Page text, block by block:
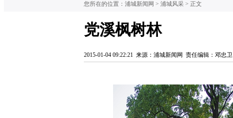
您所在的位置： 浦城新闻网 > 浦城风采 > 正文
党溪枫树林
2015-01-04 09:22:21 来源：浦城新闻网 责任编辑：邓忠卫